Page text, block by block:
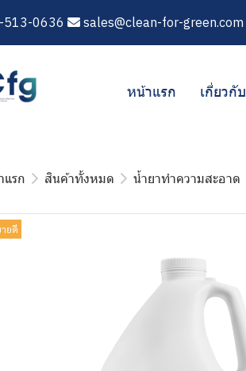
513-0636 sales@clean-for-green.com
หน้าแรก เกี่ยวกับ
แรก สินค้าทั้งหมด น้ำยาทำความสะอาด
ยดี